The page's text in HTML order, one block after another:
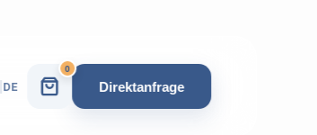
DE
0
Direktanfrage